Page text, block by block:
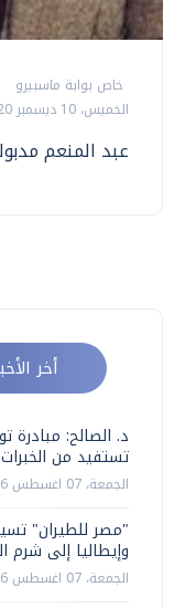
خاص بوابة ماسبيرو
الخميس، 10 ديسمبر 2020 12:00 ص
عبد المنعم
أخر
د. الصالح: مبادرة
تستفيد من الخبرات
الجمعة، 07 اغسطس 2026 12:22 م
"مصر للطيران"
وإيطاليا إلى شرم
الجمعة، 07 اغسطس 2026 12:21 م